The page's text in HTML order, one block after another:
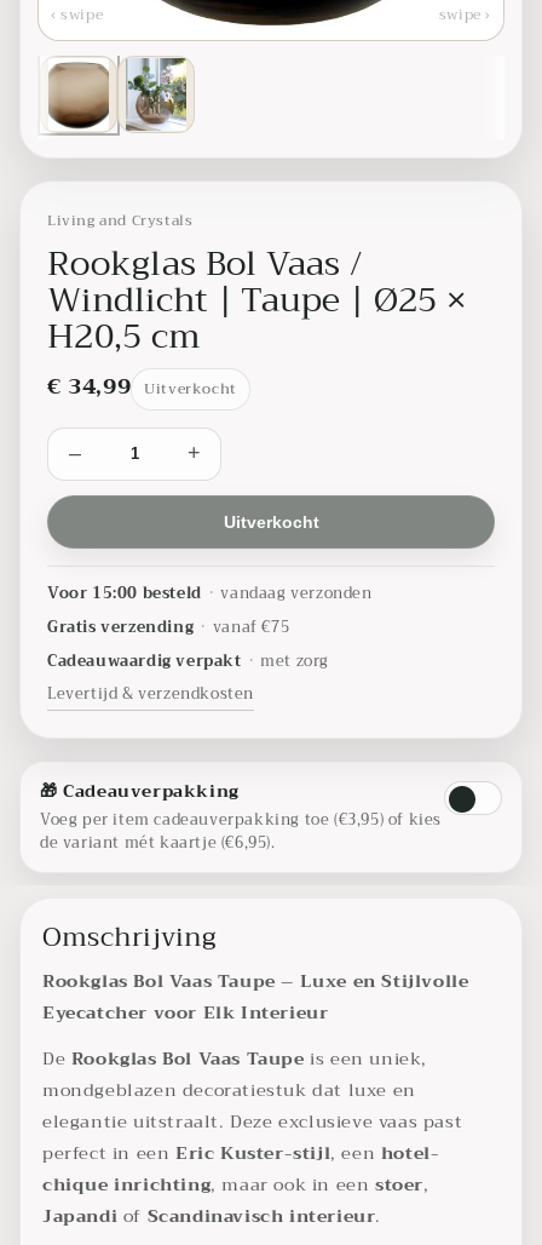
‹ swipe swipe ›
Living and Crystals
Rookglas Bol Vaas /
Windlicht | Taupe | Ø25 ×
H20,5 cm
€ 34,99 Uitverkocht
– +
Uitverkocht
Voor 15:00 besteld • vandaag verzonden
Gratis verzending • vanaf €75
Cadeauwaardig verpakt • met zorg
Levertijd & verzendkosten
🎁 Cadeauverpakking
Voeg per item cadeauverpakking toe (€3,95) of kies
de variant mét kaartje (€6,95).
Omschrijving
Rookglas Bol Vaas Taupe – Luxe en Stijlvolle
Eyecatcher voor Elk Interieur
De Rookglas Bol Vaas Taupe is een uniek,
mondgeblazen decoratiestuk dat luxe en
elegantie uitstraalt. Deze exclusieve vaas past
perfect in een Eric Kuster-stijl, een hotel-
chique inrichting, maar ook in eenstoer,
Japandi of Scandinavisch interieur.